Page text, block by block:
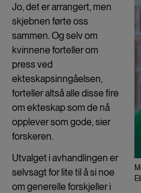
Jo, det er arrangert, men
skjebnen førte oss
sammen. Og selv om
kvinnene forteller om
press ved
ekteskapsinngåelsen,
forteller altså alle disse fire
om ekteskap som de nå
opplever som gode, sier
forskeren.
Utvalget i avhandlingen er
selvsagt for lite til å si noe
om generelle forskjeller i